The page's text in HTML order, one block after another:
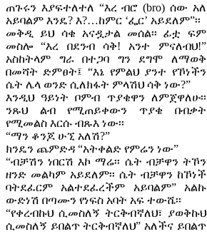
ጠጉሩን እያፍተለተለ “እረ ብሮ (bro) ሰው አለ
አይባልም እንዴ? እ?…ከምር ‘ፌር’ አይደለም”፡፡
መቅዲ ይህ ሳቄ አናዷታል መሰል፡፡ ፊቷ ፍም
መስሎ “እረ በደንብ ሳቅ! አንተ ምናለብህ!”
አስከትላም ግራ በተጋባ ግን ደግሞ ለማወቅ
በመሻት ድምፀት፤ “እኔ የምልህ ያንተ የኾነችን
ሴት ሌላ ወንድ ሲለክፋት ምላሽህ ሳቅ ነው?”
እንዲህ ዓይነት ቦምብ ጥያቄዋን ለምጀዋለሁ፡፡
ንጹህ ልብ የሚጠይቀውን ጥያቄ በብቃት
የሚመልስ እርሱ ብጹእ ነው፡፡
“ማን ቆንጆ ሁኚ አለሽ?”
ክንዴን ጨምድዳ “አትቀልድ የምሬን ነው”
“ብቻሽን ነበርሽ እኮ ማሬ፡፡ ሴት ብቻዋን ትኾን
ዘንድ መልካም አይደለም፡፡ ሴት ብቻዋን ከኾነች
ባትደፈርም አልተደፈረችም አይባልም” አልኩ
ውድነሽ በጣሙን የነፍስ አባት አፍ ተውሼ፡፡
“የቀረብኩህ ሲመስለኝ ትርቅብኛለህ፣ ያወቅኩህ
ሲመስለኝ ይበልጥ ትርቅብኛለህ” አለችና ይበልጥ